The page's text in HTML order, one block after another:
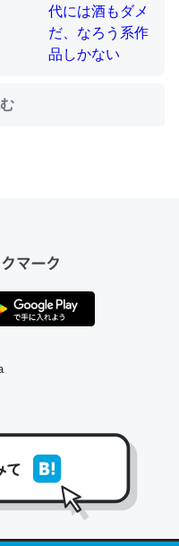
と、Googleマップで
充電中かが分かるので
人が多いそうだけど、
があるはず……
67歳と僕。ITツール導入で
tayorini by LIFULL介護
Alexaしか使わないので
。参考：
2019/05/15/1805
67歳と僕。ITツール導入で